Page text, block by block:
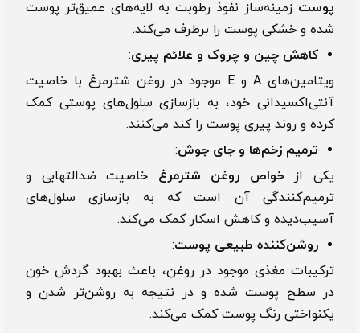
پوست زمینه‌ساز نفوذ رطوبت به لایه‌های عمیق‌تر پوست
شده و خشکی پوست را برطرف می‌کند.
کاهش چین و چروک و علائم پیری:
ویتامین‌های A و E موجود در روغن شترمرغ با خاصیت
آنتی‌اکسیدانی خود، به بازسازی سلول‌های پوستی کمک
کرده و روند پیری پوست را کند می‌کنند.
ترمیم زخم‌ها و جای جوش:
یکی ازخواص روغن شترمرغ خاصیت ضدالتهابی و
ترمیم‌کنندگی آن است که به بازسازی سلول‌های
آسیب‌دیده و کاهش اسکار کمک می‌کند.
روشن‌کننده طبیعی پوست:
ترکیبات مغذی موجود در روغن، باعث بهبود گردش خون
در سطح پوست شده و در نتیجه به روشن‌تر شدن و
یکنواختی رنگ پوست کمک می‌کند.